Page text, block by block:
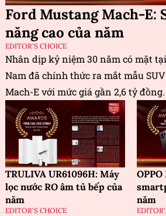
Ford Mustang Mach-E:
năng cao của năm
EDITOR'S CHOICE
Nhân dịp kỷ niệm 30 năm có mặt
Nam đã chính thức ra mắt mẫu
Mach-E với mức giá gần 2,6 tỷ đồng.
TRULIVA UR61096H: Máy
lọc nước RO âm tủ bếp của
năm
EDITOR'S CHOICE
năm